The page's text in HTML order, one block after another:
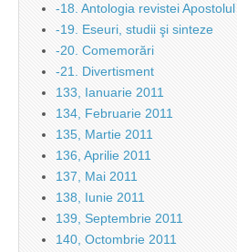
-18. Antologia revistei Apostolul
-19. Eseuri, studii şi sinteze
-20. Comemorări
-21. Divertisment
133, Ianuarie 2011
134, Februarie 2011
135, Martie 2011
136, Aprilie 2011
137, Mai 2011
138, Iunie 2011
139, Septembrie 2011
140, Octombrie 2011